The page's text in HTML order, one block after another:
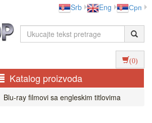
Srb Eng Срп
(0)
Katalog proizvoda
Blu-ray filmovi sa engleskim titlovima